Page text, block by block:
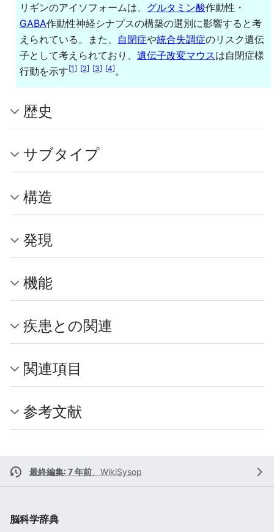
リギンのアイソフォームは、 グルタミン酸作動性・
GABA作動性神経シナプスの構築の選別に影響すると考
えられている。また、 自閉症や統合失調症のリスク遺伝
子として考えられており、 遺伝子改変マウスは自閉症様
行動を示す[1] [2] [3] [4]。
歴史
サブタイプ
構造
発現
機能
疾患との関連
関連項目
参考文献
最終編集: 7 年前 WikiSysop
脳科学辞典